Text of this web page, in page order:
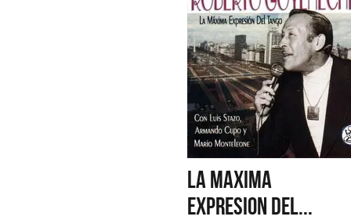
LA MAXIMA
EXPRESION DEL...